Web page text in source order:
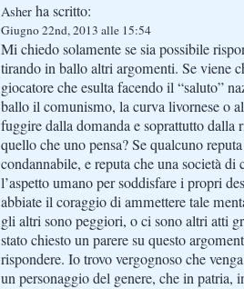
Asher ha scritto:
Giugno 22nd, 2013 alle 15:54
Mi chiedo solamente se sia possibile
tirando in ballo altri argomenti. Se viene
giocatore che esulta facendo il “saluto”
ballo il comunismo, la curva livornese o
fuggire dalla domanda e soprattutto dalla
quello che uno pensa? Se qualcuno
condannabile, e reputa che una società di
l’aspetto umano per soddisfare i propri
abbiate il coraggio di ammettere tale
gli altri sono peggiori, o ci sono altri atti
stato chiesto un parere su questo
rispondere. Io trovo vergognoso che
un personaggio del genere, che in patria,